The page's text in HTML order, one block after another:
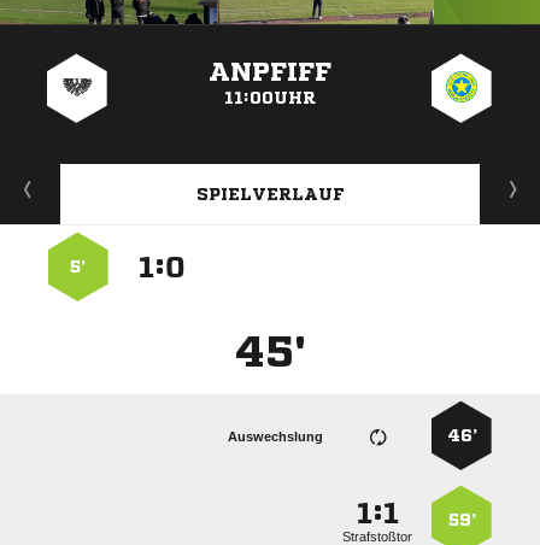
ANPFIFF
11:00UHR
SPIELVERLAUF
:
5’
45'
46’
Auswechslung
59’
:
Strafstoßtor